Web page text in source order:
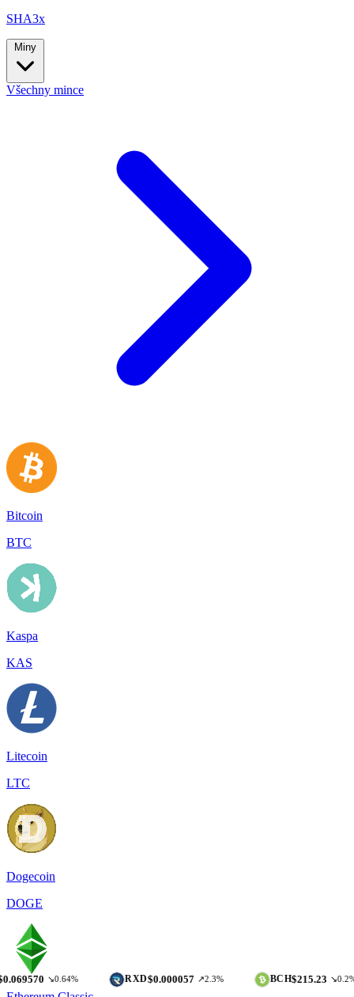
SHA3x
Miny
Všechny mince
Bitcoin
BTC
Kaspa
KAS
Litecoin
LTC
Dogecoin
DOGE
↘0.64% $0.000057 ↗2.3% $215.23 ↘0.2%